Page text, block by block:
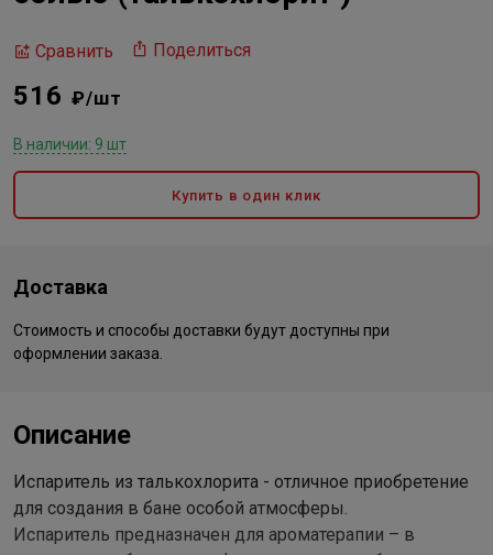
Сравнить Поделиться
516 ₽/шт
В наличии: 9 шт
Купить в один клик
Доставка
Стоимость и способы доставки будут доступны при
оформлении заказа.
Описание
Испаритель из талькохлорита - отличное приобретение
для создания в бане особой атмосферы.
Испаритель предназначен для ароматерапии – в